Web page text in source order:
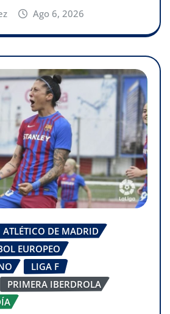
Ago 6, 2026
ATLÉTICO DE MADRID
EUROPEO
LIGA F
PRIMERA IBERDROLA